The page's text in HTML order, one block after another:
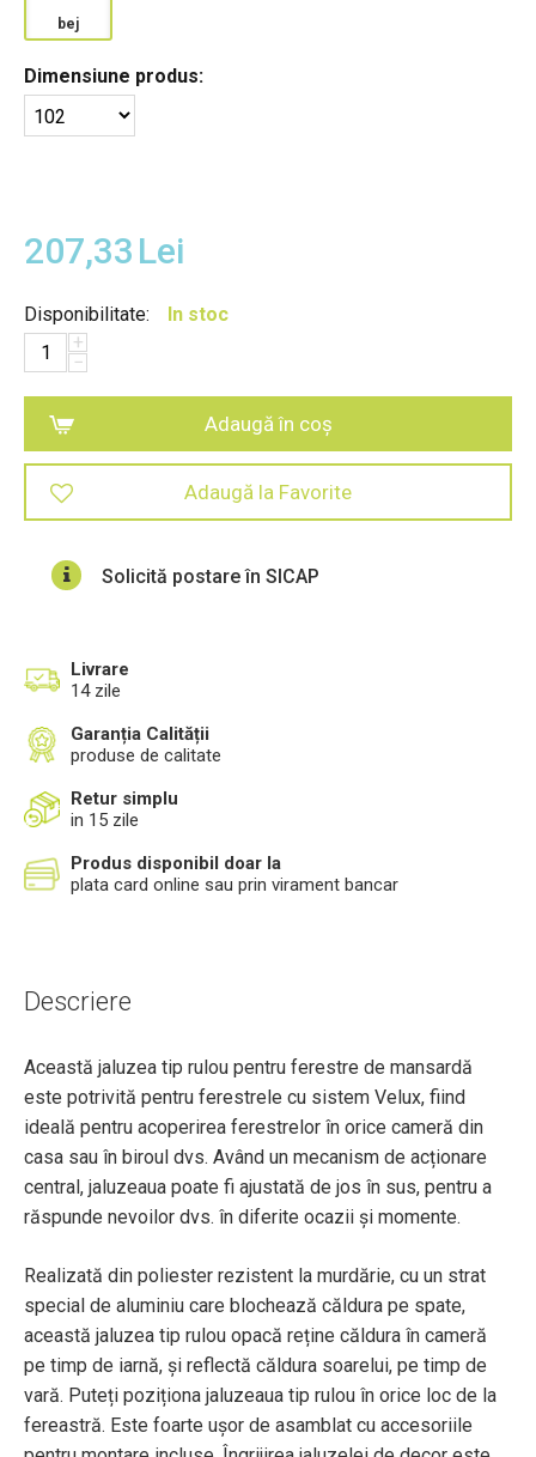
bej
Dimensiune produs:
207,33 Lei
Disponibilitate:
In stoc
+
−
Adaugă în coș
Adaugă la Favorite
Solicită postare în SICAP
Livrare
14 zile
Garanția Calității
produse de calitate
Retur simplu
in 15 zile
Produs disponibil doar la
plata card online sau prin virament bancar
Descriere
Această jaluzea tip rulou pentru ferestre de mansardă
este potrivită pentru ferestrele cu sistem Velux, fiind
ideală pentru acoperirea ferestrelor în orice cameră din
casa sau în biroul dvs. Având un mecanism de acționare
central, jaluzeaua poate fi ajustată de jos în sus, pentru a
răspunde nevoilor dvs. în diferite ocazii și momente.
Realizată din poliester rezistent la murdărie, cu un strat
special de aluminiu care blochează căldura pe spate,
această jaluzea tip rulou opacă reține căldura în cameră
pe timp de iarnă, și reflectă căldura soarelui, pe timp de
vară. Puteți poziționa jaluzeaua tip rulou în orice loc de la
fereastră. Este foarte ușor de asamblat cu accesoriile